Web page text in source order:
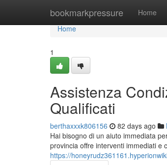
bookmarkpressure Home
Home
Home
1
Assistenza
Qualificati
berthaxxxk806156 82 days ago
Hai bisogno di un aiuto immediata
provincia offre interventi immediati e
https://